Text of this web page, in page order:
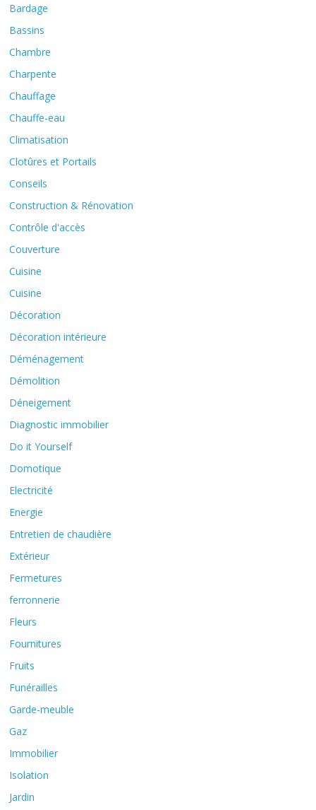
Bardage
Bassins
Chambre
Charpente
Chauffage
Chauffe-eau
Climatisation
Clotûres et Portails
Conseils
Construction & Rénovation
Contrôle d'accès
Couverture
Cuisine
Cuisine
Décoration
Décoration intérieure
Déménagement
Démolition
Déneigement
Diagnostic immobilier
Do it Yourself
Domotique
Electricité
Energie
Entretien de chaudière
Extérieur
Fermetures
ferronnerie
Fleurs
Fournitures
Fruits
Funérailles
Garde-meuble
Gaz
Immobilier
Isolation
Jardin